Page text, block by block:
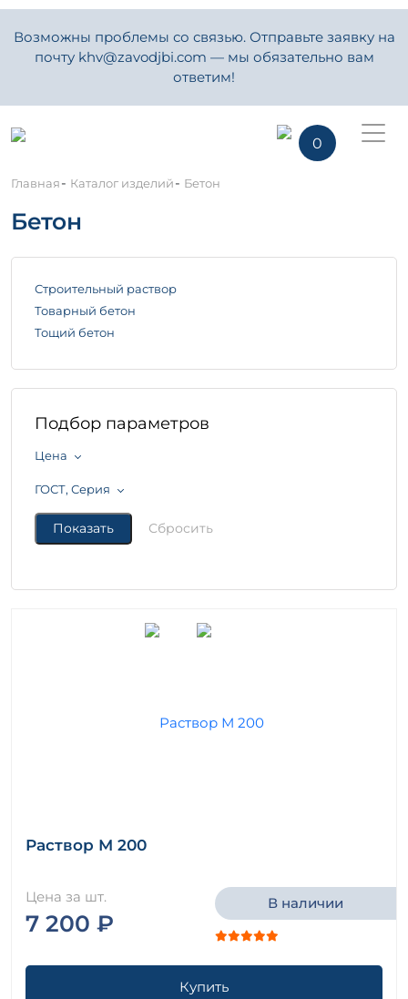
Возможны проблемы со связью. Отправьте заявку на
почту khv@zavodjbi.com — мы обязательно вам
ответим!
0
Главная- Каталог изделий- Бетон
Бетон
Строительный раствор
Товарный бетон
Тощий бетон
Подбор параметров
Цена
ГОСТ, Серия
Раствор М 200
Цена за шт.
7 200 ₽
В наличии
Купить